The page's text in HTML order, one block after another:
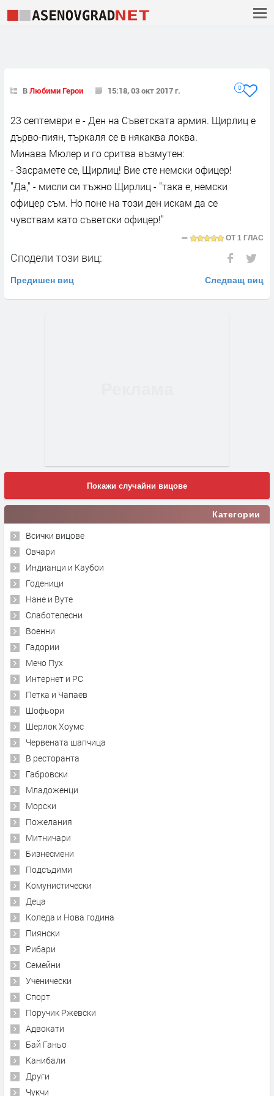
ВЛюбими Герои 15:18, 03 окт 2017 г. 0
23 септември е - Ден на Съветската армия. Щирлиц е
дърво-пиян, търкаля се в някаква локва.
Минава Мюлер и го сритва възмутен:
- Засрамете се, Щирлиц! Вие сте немски офицер!
"Да," - мисли си тъжно Щирлиц - "така е, немски
офицер съм. Но поне на този ден искам да се
чувствам като съветски офицер!"
ОТ1 ГЛАС
Сподели този виц:
Предишен виц Следващ виц
Покажи случайни вицове
Категории
Всички вицове
Овчари
Индианци и Каубои
Годеници
Нане и Вуте
Слаботелесни
Военни
Гадории
Мечо Пух
Интернет и PC
Петка и Чапаев
Шофьори
Шерлок Хоумс
Червената шапчица
В ресторанта
Габровски
Младоженци
Морски
Пожелания
Митничари
Бизнесмени
Подсъдими
Комунистически
Деца
Коледа и Нова година
Пиянски
Рибари
Семейни
Ученически
Спорт
Поручик Ржевски
Адвокати
Бай Ганьо
Канибали
Други
Чукчи